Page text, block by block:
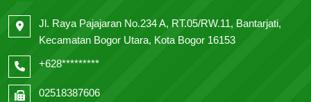
Jl. Raya Pajajaran No.234 A, RT.05/RW.11, Bantarjati,
Kecamatan Bogor Utara, Kota Bogor 16153
+628*********
02518387606